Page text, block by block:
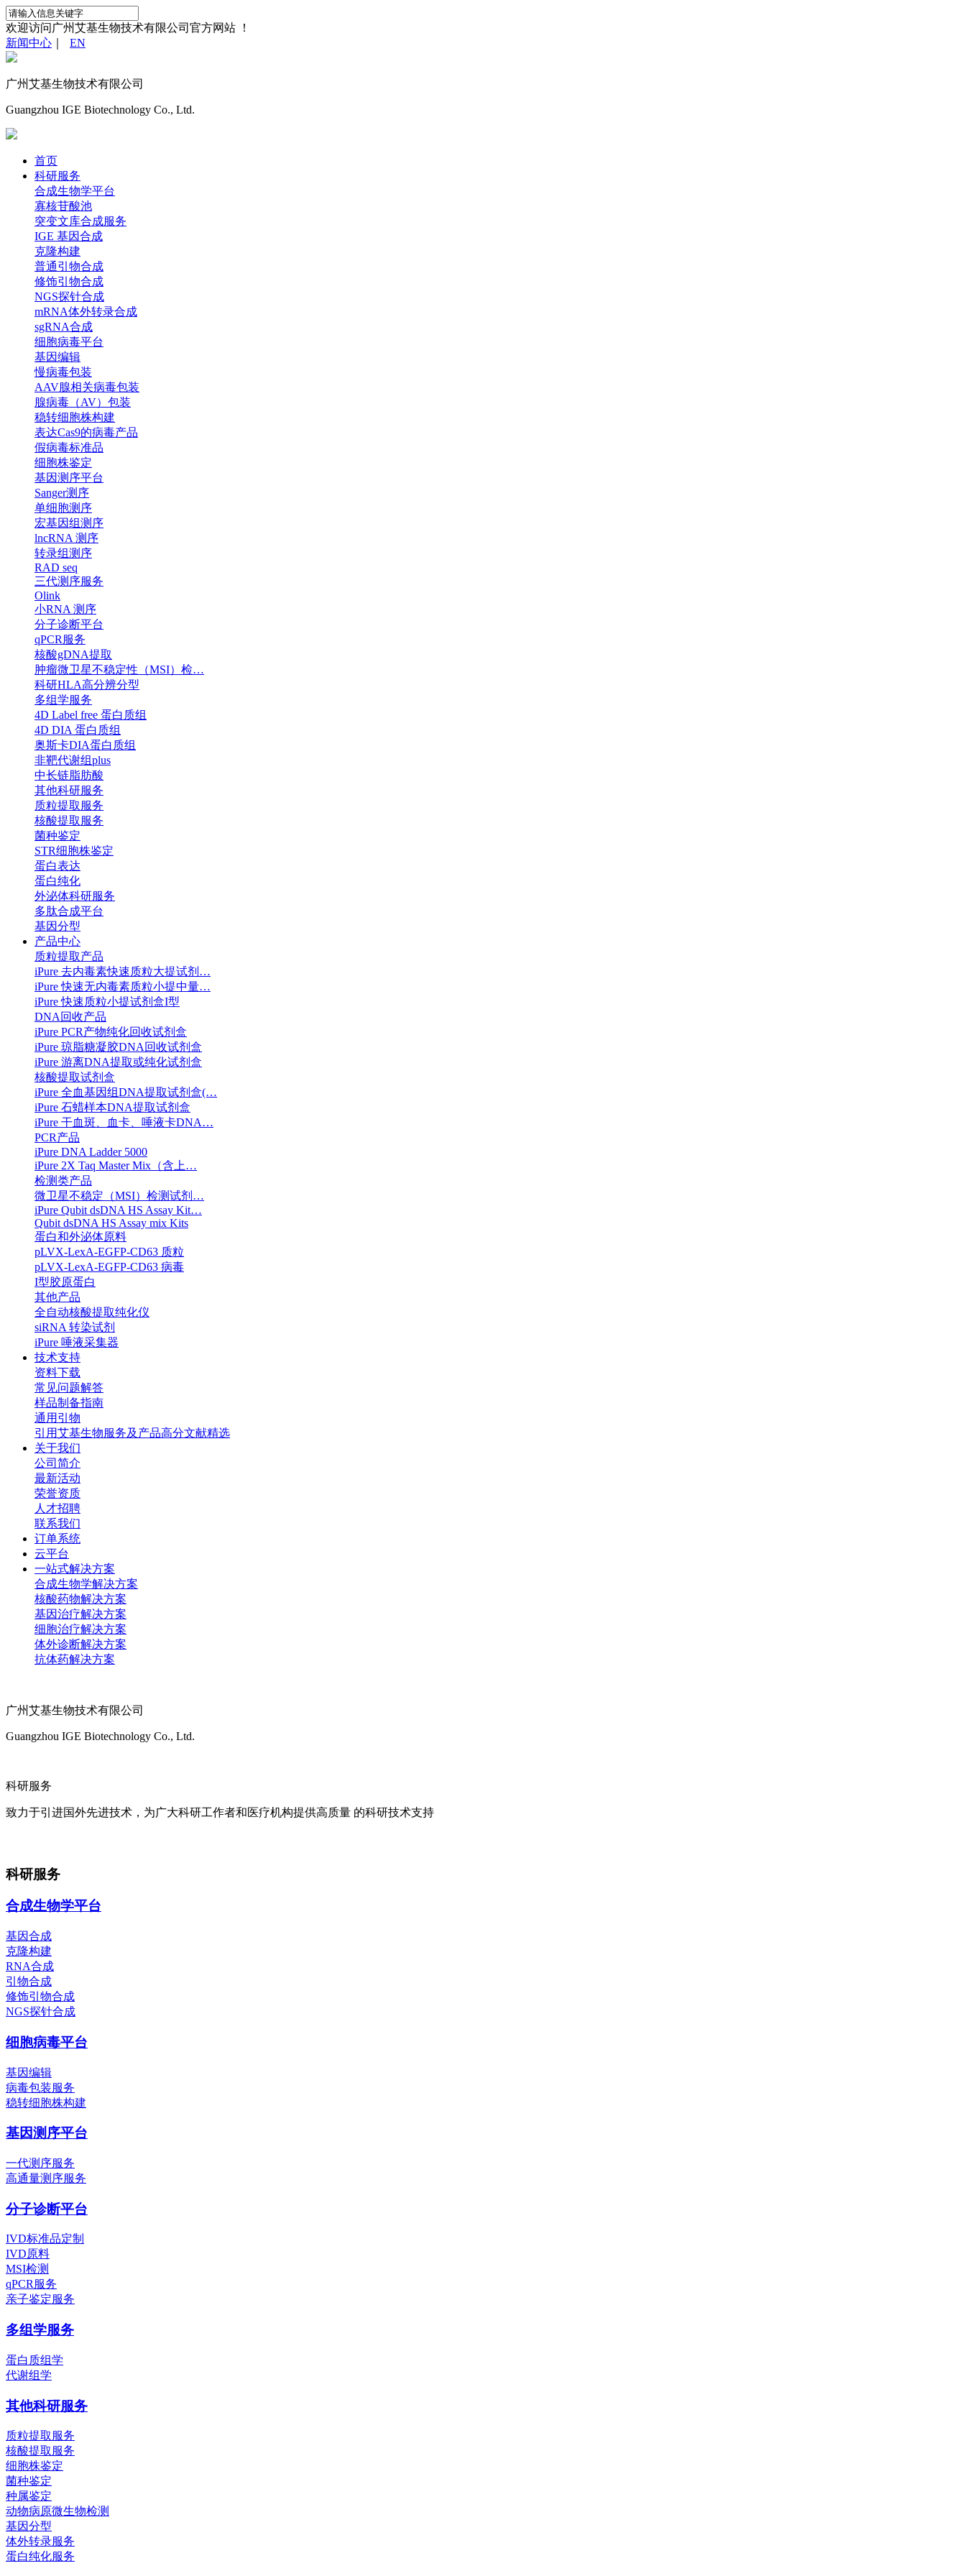
欢迎访问广州艾基生物技术有限公司官方网站 ！
新闻中心
EN
广州艾基生物技术有限公司
Guangzhou IGE Biotechnology Co., Ltd.
首页
科研服务
合成生物学平台
寡核苷酸池
突变文库合成服务
IGE 基因合成
克隆构建
普通引物合成
修饰引物合成
NGS探针合成
mRNA体外转录合成
sgRNA合成
细胞病毒平台
基因编辑
慢病毒包装
AAV腺相关病毒包装
腺病毒（AV）包装
稳转细胞株构建
表达Cas9的病毒产品
假病毒标准品
细胞株鉴定
基因测序平台
Sanger测序
单细胞测序
宏基因组测序
lncRNA 测序
转录组测序
RAD seq
三代测序服务
Olink
小RNA 测序
分子诊断平台
qPCR服务
核酸gDNA提取
肿瘤微卫星不稳定性（MSI）检…
科研HLA高分辨分型
多组学服务
4D Label free 蛋白质组
4D DIA 蛋白质组
奥斯卡DIA蛋白质组
非靶代谢组plus
中长链脂肪酸
其他科研服务
质粒提取服务
核酸提取服务
菌种鉴定
STR细胞株鉴定
蛋白表达
蛋白纯化
外泌体科研服务
多肽合成平台
基因分型
产品中心
质粒提取产品
iPure 去内毒素快速质粒大提试剂…
iPure 快速无内毒素质粒小提中量…
iPure 快速质粒小提试剂盒I型
DNA回收产品
iPure PCR产物纯化回收试剂盒
iPure 琼脂糖凝胶DNA回收试剂盒
iPure 游离DNA提取或纯化试剂盒
核酸提取试剂盒
iPure 全血基因组DNA提取试剂盒(…
iPure 石蜡样本DNA提取试剂盒
iPure 干血斑、血卡、唾液卡DNA…
PCR产品
iPure DNA Ladder 5000
iPure 2X Taq Master Mix（含上…
检测类产品
微卫星不稳定（MSI）检测试剂…
iPure Qubit dsDNA HS Assay Kit…
Qubit dsDNA HS Assay mix Kits
蛋白和外泌体原料
pLVX-LexA-EGFP-CD63 质粒
pLVX-LexA-EGFP-CD63 病毒
I型胶原蛋白
其他产品
全自动核酸提取纯化仪
siRNA 转染试剂
iPure 唾液采集器
技术支持
资料下载
常见问题解答
样品制备指南
通用引物
引用艾基生物服务及产品高分文献精选
关于我们
公司简介
最新活动
荣誉资质
人才招聘
联系我们
订单系统
云平台
一站式解决方案
合成生物学解决方案
核酸药物解决方案
基因治疗解决方案
细胞治疗解决方案
体外诊断解决方案
抗体药解决方案
广州艾基生物技术有限公司
Guangzhou IGE Biotechnology Co., Ltd.
科研服务
致力于引进国外先进技术，为广大科研工作者和医疗机构提供高质量 的科研技术支持
科研服务
合成生物学平台
基因合成
克隆构建
RNA合成
引物合成
修饰引物合成
NGS探针合成
细胞病毒平台
基因编辑
病毒包装服务
稳转细胞株构建
基因测序平台
一代测序服务
高通量测序服务
分子诊断平台
IVD标准品定制
IVD原料
MSI检测
qPCR服务
亲子鉴定服务
多组学服务
蛋白质组学
代谢组学
其他科研服务
质粒提取服务
核酸提取服务
细胞株鉴定
菌种鉴定
种属鉴定
动物病原微生物检测
基因分型
体外转录服务
蛋白纯化服务